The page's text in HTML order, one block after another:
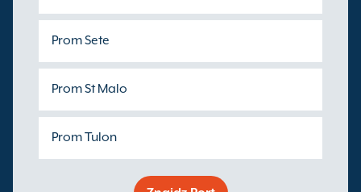
Prom Sete
Prom St Malo
Prom Tulon